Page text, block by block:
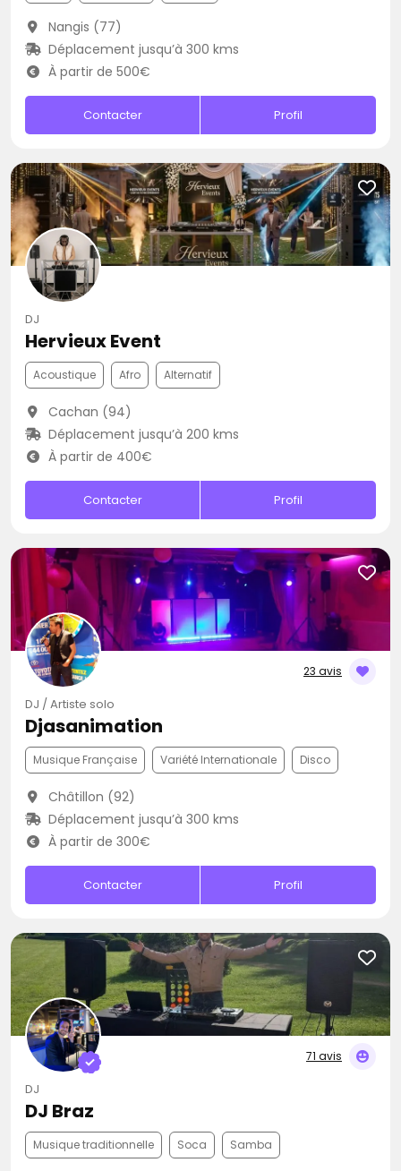
Nangis (77)
Déplacement jusqu’à 300 kms
À partir de 500€
Contacter Profil
DJ
Hervieux Event
Acoustique Afro Alternatif
Cachan (94)
Déplacement jusqu’à 200 kms
À partir de 400€
Contacter Profil
23 avis
DJ / Artiste solo
Djasanimation
Musique Française Variété Internationale Disco
Châtillon (92)
Déplacement jusqu’à 300 kms
À partir de 300€
Contacter Profil
71 avis
DJ
DJ Braz
Musique traditionnelle Soca Samba